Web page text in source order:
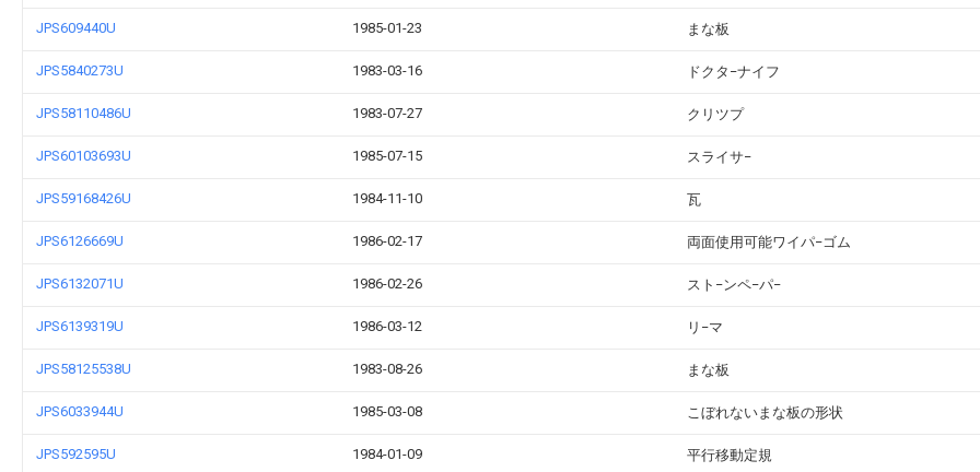
JPS609440U 1985-01-23 まな板
JPS5840273U 1983-03-16 ドクタ−ナイフ
JPS58110486U 1983-07-27 クリツプ
JPS60103693U 1985-07-15 スライサ−
JPS59168426U 1984-11-10 瓦
JPS6126669U 1986-02-17 両面使用可能ワイパ−ゴム
JPS6132071U 1986-02-26 スト−ンペ−パ−
JPS6139319U 1986-03-12 リ−マ
JPS58125538U 1983-08-26 まな板
JPS6033944U 1985-03-08 こぼれないまな板の形状
JPS592595U 1984-01-09 平行移動定規